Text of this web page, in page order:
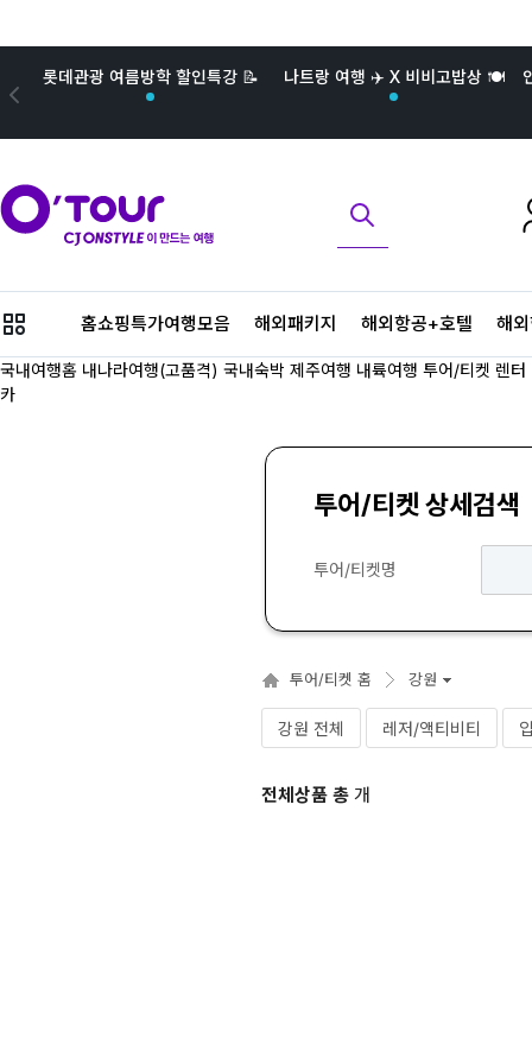
롯데관광 여름방학 할인특강 📝 나트랑 여행 ✈️ X 비비고밥상 🍽️
메
버
튼
홈쇼핑특가여행모음 해외패키지 해외항공+호텔 해
국내여행홈 내나라여행(고품격) 국내숙박 제주여행 내륙여행 투어/티켓 렌터
카
투어/티켓 상세검색
투어/티켓명
투어/티켓 홈 강원
강원 전체 레저/액티비티
전체상품 총 개